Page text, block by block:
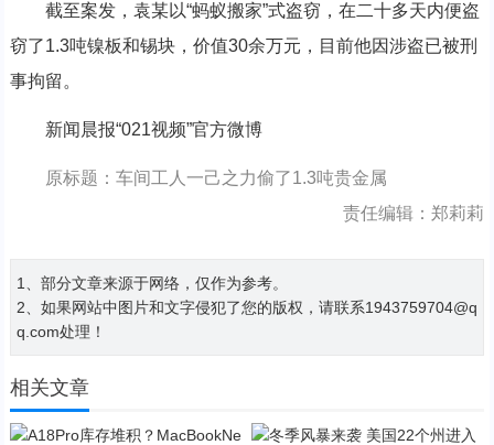
截至案发，袁某以“蚂蚁搬家”式盗窃，在二十多天内便盗
窃了1.3吨镍板和锡块，价值30余万元，目前他因涉盗已被刑
事拘留。
新闻晨报“021视频”官方微博
原标题：车间工人一己之力偷了1.3吨贵金属
责任编辑：郑莉莉
1、部分文章来源于网络，仅作为参考。
2、如果网站中图片和文字侵犯了您的版权，请联系1943759704@q
q.com处理！
相关文章